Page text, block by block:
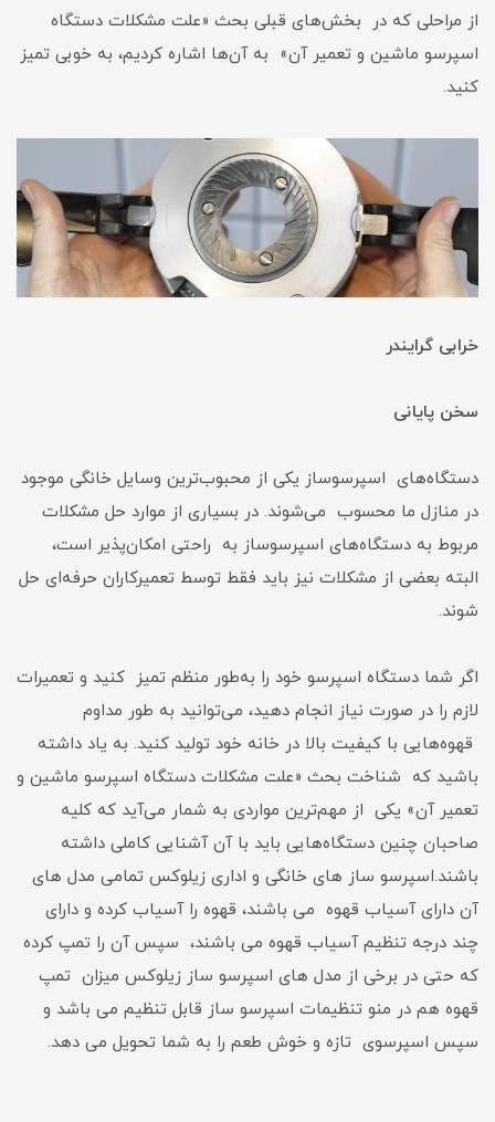
از مراحلی که در بخش‌های قبلی بحث «علت مشکلات دستگاه
اسپرسو ماشین و تعمیر آن» به آن‌ها اشاره کردیم، به خوبی تمیز
کنید.
خرابی گرایندر
سخن پایانی
دستگاه‌های اسپرسوساز یکی از محبوب‌ترین وسایل خانگی موجود
در منازل ما محسوب می‌شوند. در بسیاری از موارد حل مشکلات
مربوط به دستگاه‌های اسپرسوساز به راحتی امکان‌پذیر است،‌
البته بعضی از مشکلات نیز باید فقط توسط تعمیرکاران حرفه‌ای حل
شوند.
اگر شما دستگاه اسپرسو خود را به‌طور منظم تمیز کنید و تعمیرات
لازم را در صورت نیاز انجام دهید، می‌توانید به طور مداوم
قهوه‌هایی با کیفیت بالا در خانه خود تولید کنید. به یاد داشته
باشید که شناخت بحث «علت مشکلات دستگاه اسپرسو ماشین و
تعمیر آن» یکی از مهم‌ترین مواردی به شمار می‌آيد که کلیه
صاحبان چنین دستگاه‌هایی باید با آن آشنایی کاملی داشته
باشند.اسپرسو ساز های خانگی و اداری زیلوکس تمامی مدل های
آن دارای آسیاب قهوه می باشند، قهوه را آسیاب کرده و دارای
چند درجه تنظیم آسیاب قهوه می باشند، سپس آن را تمپ کرده
که حتی در برخی از مدل های اسپرسو ساز زیلوکس میزان تمپ
قهوه هم در منو تنظیمات اسپرسو ساز قابل تنظیم می باشد و
سپس اسپرسوی تازه و خوش طعم را به شما تحویل می دهد.